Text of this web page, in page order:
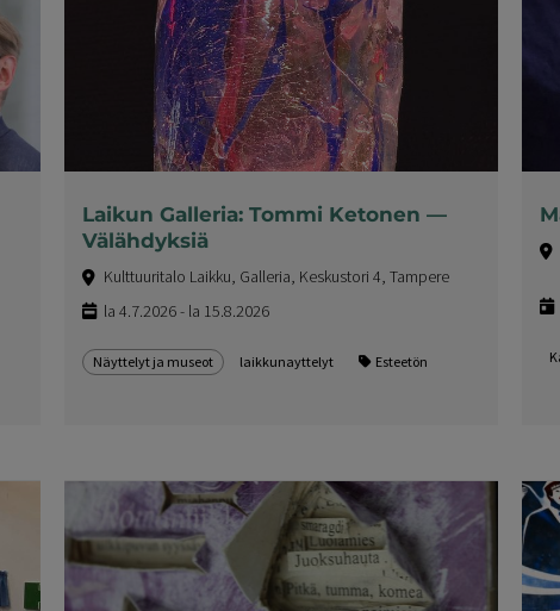
Laikun Galleria: Tommi Ketonen —
Välähdyksiä
Kulttuuritalo Laikku, Galleria, Keskustori 4, Tampere
la 4.7.2026 - la 15.8.2026
Näyttelyt ja museot laikkunayttelyt Esteetön